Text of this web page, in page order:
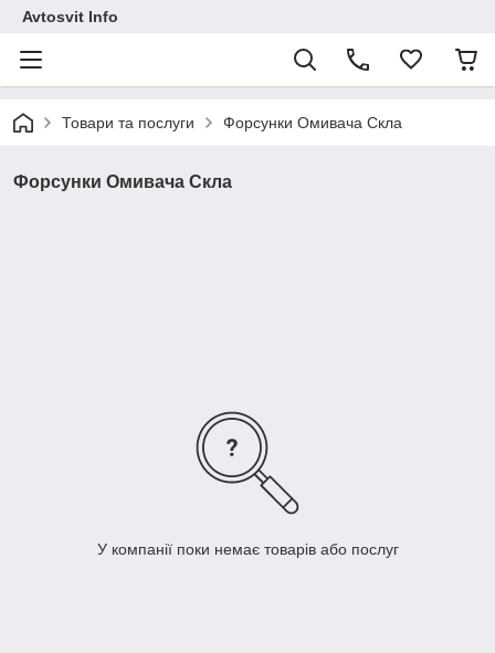
Avtosvit Info
Товари та послуги Форсунки Омивача Скла
Форсунки Омивача Скла
У компанії поки немає товарів або послуг